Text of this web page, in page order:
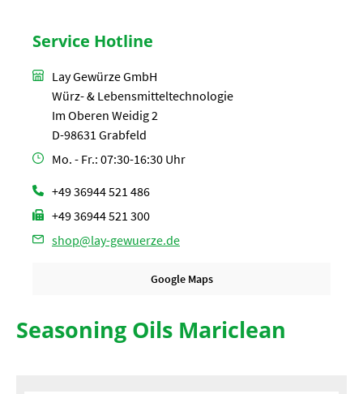
Service Hotline
Lay Gewürze GmbH
Würz- & Lebensmitteltechnologie
Im Oberen Weidig 2
D-98631 Grabfeld
Mo. - Fr.: 07:30-16:30 Uhr
+49 36944 521 486
+49 36944 521 300
shop@lay-gewuerze.de
Google Maps
Seasoning Oils Mariclean